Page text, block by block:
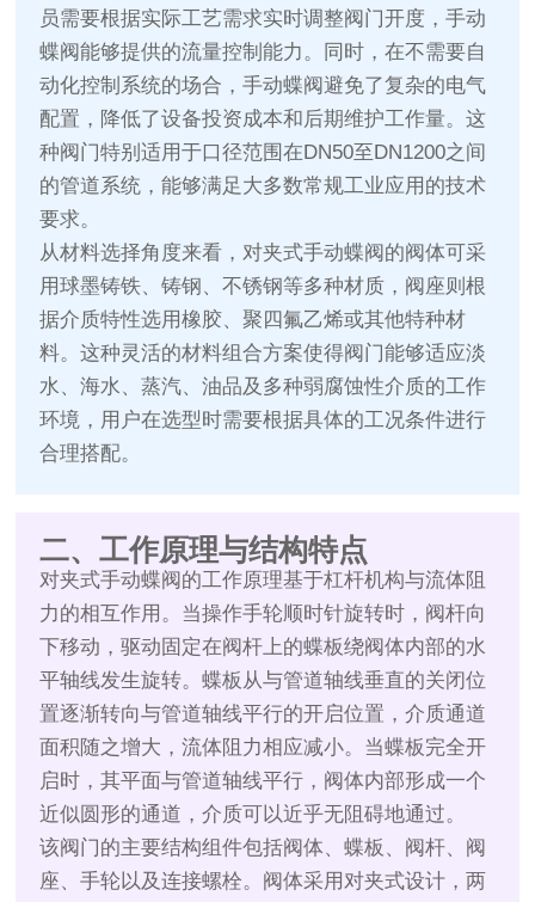
员需要根据实际工艺需求实时调整阀门开度，手动
蝶阀能够提供的流量控制能力。同时，在不需要自
动化控制系统的场合，手动蝶阀避免了复杂的电气
配置，降低了设备投资成本和后期维护工作量。这
种阀门特别适用于口径范围在DN50至DN1200之间
的管道系统，能够满足大多数常规工业应用的技术
要求。
从材料选择角度来看，对夹式手动蝶阀的阀体可采
用球墨铸铁、铸钢、不锈钢等多种材质，阀座则根
据介质特性选用橡胶、聚四氟乙烯或其他特种材
料。这种灵活的材料组合方案使得阀门能够适应淡
水、海水、蒸汽、油品及多种弱腐蚀性介质的工作
环境，用户在选型时需要根据具体的工况条件进行
合理搭配。
二、工作原理与结构特点
对夹式手动蝶阀的工作原理基于杠杆机构与流体阻
力的相互作用。当操作手轮顺时针旋转时，阀杆向
下移动，驱动固定在阀杆上的蝶板绕阀体内部的水
平轴线发生旋转。蝶板从与管道轴线垂直的关闭位
置逐渐转向与管道轴线平行的开启位置，介质通道
面积随之增大，流体阻力相应减小。当蝶板完全开
启时，其平面与管道轴线平行，阀体内部形成一个
近似圆形的通道，介质可以近乎无阻碍地通过。
该阀门的主要结构组件包括阀体、蝶板、阀杆、阀
座、手轮以及连接螺栓。阀体采用对夹式设计，两